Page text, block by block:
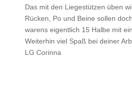
Das mit den Liegestützen üben
Rücken, Po und Beine sollen
warens eigentlich 15 Halbe mit
Weiterhin viel Spaß bei deiner
LG Corinna